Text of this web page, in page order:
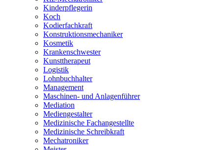
Kinderpflegerin
Koch
Kodierfachkraft
Konstruktionsmechaniker
Kosmetik
Krankenschwester
Kunsttherapeut
Logistik
Lohnbuchhalter
Management
Maschinen- und Anlagenführer
Mediation
Mediengestalter
Medizinische Fachangestellte
Medizinische Schreibkraft
Mechatroniker